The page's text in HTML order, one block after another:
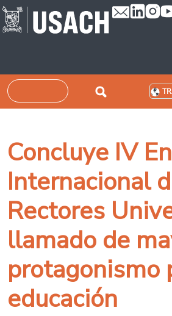
Passar para o conteúdo principal
Pesquisar
Concluye IV
Internacional
Rectores
llamado de
protagonismo
educación